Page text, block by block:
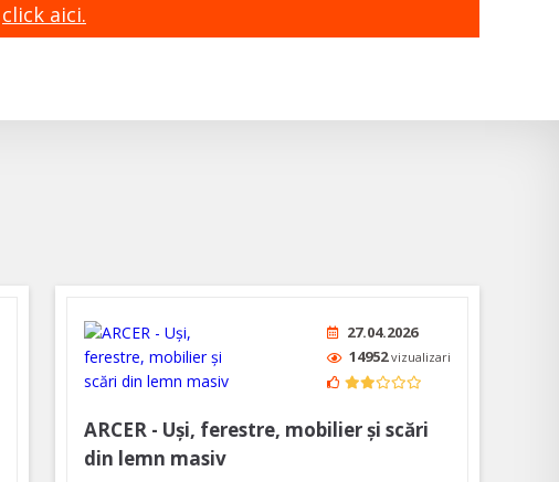
click aici.
27.04.2026
14952vizualizari
ARCER - Uși, ferestre, mobilier și scări
din lemn masiv